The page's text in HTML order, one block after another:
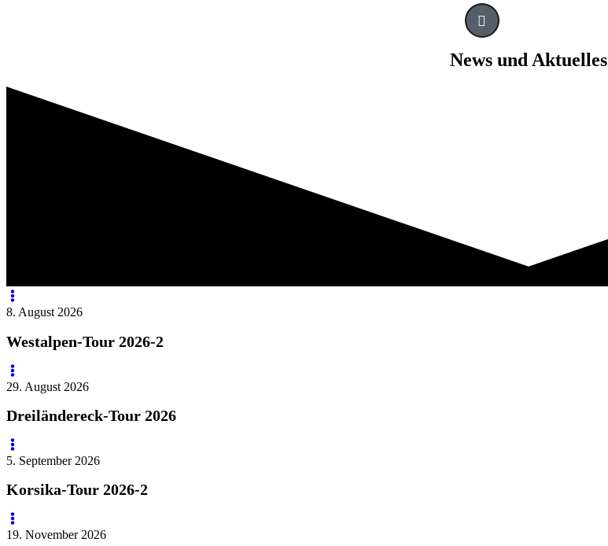
News und Aktuelles
8. August 2026
Westalpen-Tour 2026-2
29. August 2026
Dreiländereck-Tour 2026
5. September 2026
Korsika-Tour 2026-2
19. November 2026